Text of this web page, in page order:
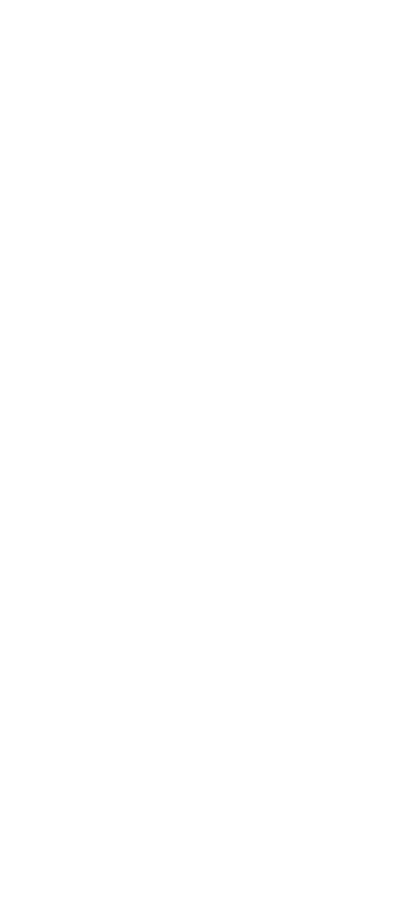
流程
涯论坛_天涯社区
志-网易博客
百科
口货物流程公司-页88网
门的一条龙服务-供应信息
宝安易登网
程网_经验分享平台[上学
_图片-Hc360慧聪网
网
资讯频道
货物流程货源--虎易网
网
享资料